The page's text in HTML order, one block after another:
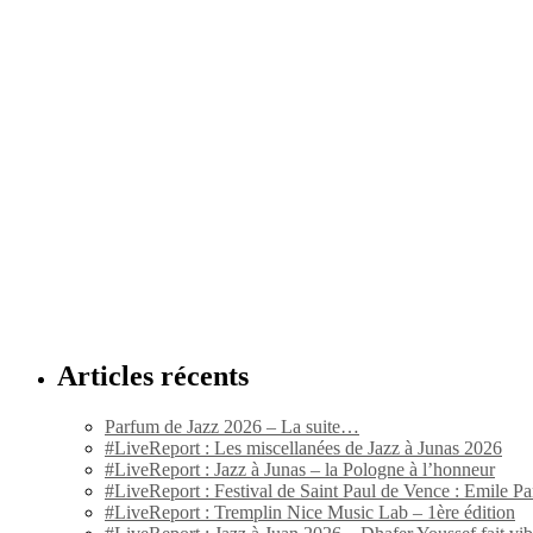
Articles récents
Parfum de Jazz 2026 – La suite…
#LiveReport : Les miscellanées de Jazz à Junas 2026
#LiveReport : Jazz à Junas – la Pologne à l’honneur
#LiveReport : Festival de Saint Paul de Vence : Emile
#LiveReport : Tremplin Nice Music Lab – 1ère édition